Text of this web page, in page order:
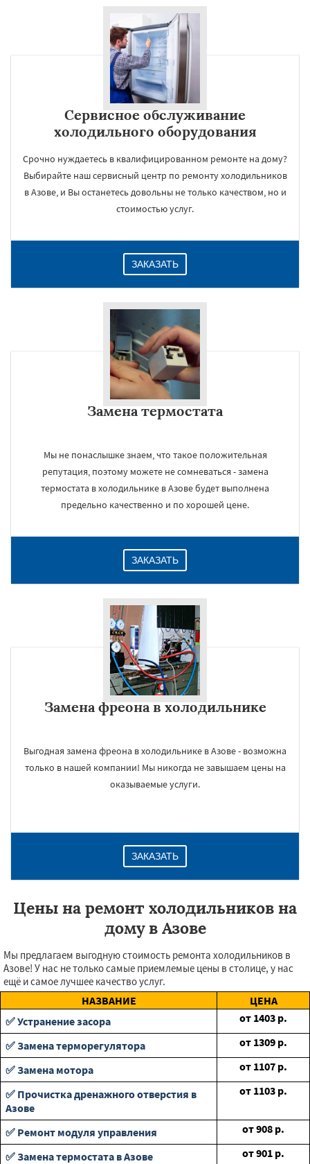
Сервисное обслуживание
холодильного оборудования
Срочно нуждаетесь в квалифицированном ремонте на дому?
Выбирайте наш сервисный центр по ремонту холодильников
в Азове, и Вы останетесь довольны не только качеством, но и
стоимостью услуг.
ЗАКАЗАТЬ
Замена термостата
Мы не понаслышке знаем, что такое положительная
репутация, поэтому можете не сомневаться - замена
термостата в холодильнике в Азове будет выполнена
предельно качественно и по хорошей цене.
ЗАКАЗАТЬ
Замена фреона в холодильнике
Выгодная замена фреона в холодильнике в Азове - возможна
только в нашей компании! Мы никогда не завышаем цены на
оказываемые услуги.
ЗАКАЗАТЬ
Цены на ремонт холодильников на
дому в Азове
Мы предлагаем выгодную стоимость ремонта холодильников в
Азове! У нас не только самые приемлемые цены в столице, у нас
ещё и самое лучшее качество услуг.
НАЗВАНИЕ
ЦЕНА
✅ Устранение засора
от 1403 р.
✅ Замена терморегулятора
от 1309 р.
✅ Замена мотора
от 1107 р.
✅ Прочистка дренажного отверстия в
Азове
от 1103 р.
✅ Ремонт модуля управления от908 р.
✅ Замена термостата в Азове
от901 р.